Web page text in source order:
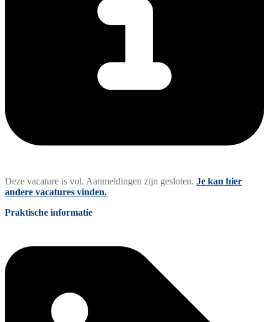
Deze vacature is vol. Aanmeldingen zijn gesloten. Je kan hier
andere vacatures vinden.
Praktische informatie